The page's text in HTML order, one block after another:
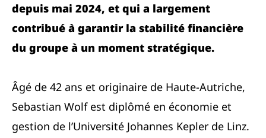
depuis mai 2024, et qui a largement
contribué à garantir la stabilité financière
du groupe à un moment stratégique.
Âgé de 42 ans et originaire de Haute-Autriche,
Sebastian Wolf est diplômé en économie et
gestion de l’Université Johannes Kepler de Linz.